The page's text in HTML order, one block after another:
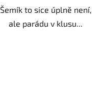
Šemík to sice úplně není,
ale parádu v klusu...